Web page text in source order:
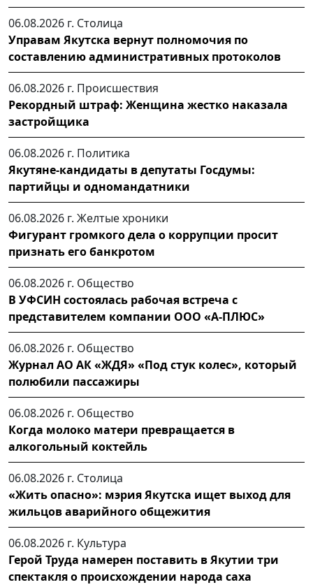
06.08.2026 г. Столица
Управам Якутска вернут полномочия по
составлению административных протоколов
06.08.2026 г. Происшествия
Рекордный штраф: Женщина жестко наказала
застройщика
06.08.2026 г. Политика
Якутяне-кандидаты в депутаты Госдумы:
партийцы и одномандатники
06.08.2026 г. Желтые хроники
Фигурант громкого дела о коррупции просит
признать его банкротом
06.08.2026 г. Общество
В УФСИН состоялась рабочая встреча с
представителем компании ООО «А-ПЛЮС»
06.08.2026 г. Общество
Журнал АО АК «ЖДЯ» «Под стук колес», который
полюбили пассажиры
06.08.2026 г. Общество
Когда молоко матери превращается в
алкогольный коктейль
06.08.2026 г. Столица
«Жить опасно»: мэрия Якутска ищет выход для
жильцов аварийного общежития
06.08.2026 г. Культура
Герой Труда намерен поставить в Якутии три
спектакля о происхождении народа саха